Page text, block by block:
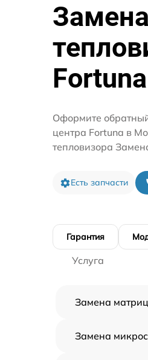
Оформите
центра Fortuna в
тепловизора
Есть запчасти
Гарантия
Услуга
Замена
Замена